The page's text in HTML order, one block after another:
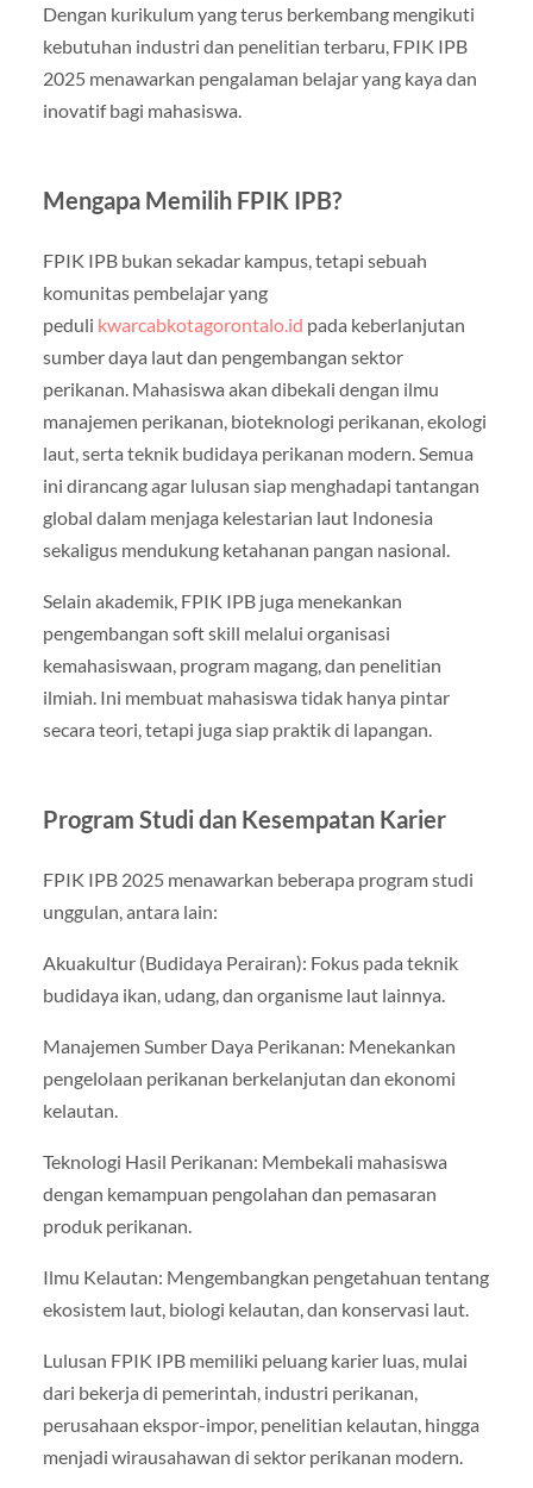
Dengan kurikulum yang terus berkembang mengikuti
kebutuhan industri dan penelitian terbaru, FPIK IPB
2025 menawarkan pengalaman belajar yang kaya dan
inovatif bagi mahasiswa.
Mengapa Memilih FPIK IPB?
FPIK IPB bukan sekadar kampus, tetapi sebuah
komunitas pembelajar yang
peduli kwarcabkotagorontalo.id pada keberlanjutan
sumber daya laut dan pengembangan sektor
perikanan. Mahasiswa akan dibekali dengan ilmu
manajemen perikanan, bioteknologi perikanan, ekologi
laut, serta teknik budidaya perikanan modern. Semua
ini dirancang agar lulusan siap menghadapi tantangan
global dalam menjaga kelestarian laut Indonesia
sekaligus mendukung ketahanan pangan nasional.
Selain akademik, FPIK IPB juga menekankan
pengembangan soft skill melalui organisasi
kemahasiswaan, program magang, dan penelitian
ilmiah. Ini membuat mahasiswa tidak hanya pintar
secara teori, tetapi juga siap praktik di lapangan.
Program Studi dan Kesempatan Karier
FPIK IPB 2025 menawarkan beberapa program studi
unggulan, antara lain:
Akuakultur (Budidaya Perairan): Fokus pada teknik
budidaya ikan, udang, dan organisme laut lainnya.
Manajemen Sumber Daya Perikanan: Menekankan
pengelolaan perikanan berkelanjutan dan ekonomi
kelautan.
Teknologi Hasil Perikanan: Membekali mahasiswa
dengan kemampuan pengolahan dan pemasaran
produk perikanan.
Ilmu Kelautan: Mengembangkan pengetahuan tentang
ekosistem laut, biologi kelautan, dan konservasi laut.
Lulusan FPIK IPB memiliki peluang karier luas, mulai
dari bekerja di pemerintah, industri perikanan,
perusahaan ekspor-impor, penelitian kelautan, hingga
menjadi wirausahawan di sektor perikanan modern.